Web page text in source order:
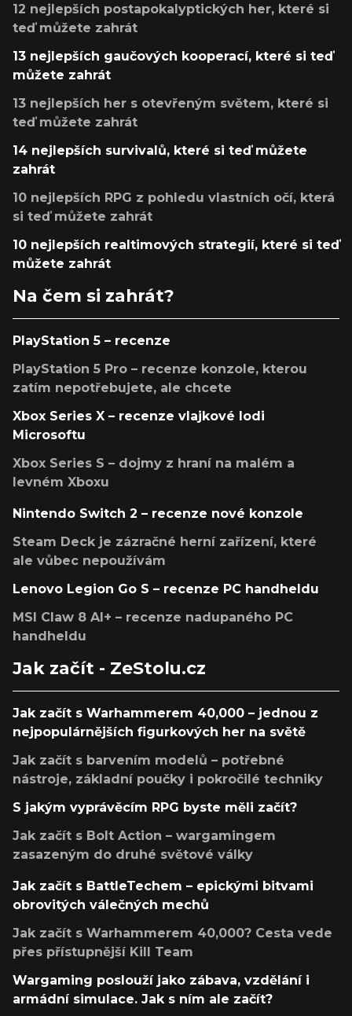
12 nejlepších postapokalyptických her, které si
teď můžete zahrát
13 nejlepších gaučových kooperací, které si teď
můžete zahrát
13 nejlepších her s otevřeným světem, které si
teď můžete zahrát
14 nejlepších survivalů, které si teď můžete
zahrát
10 nejlepších RPG z pohledu vlastních očí, která
si teď můžete zahrát
10 nejlepších realtimových strategií, které si teď
můžete zahrát
Na čem si zahrát?
PlayStation 5 – recenze
PlayStation 5 Pro – recenze konzole, kterou
zatím nepotřebujete, ale chcete
Xbox Series X – recenze vlajkové lodi
Microsoftu
Xbox Series S – dojmy z hraní na malém a
levném Xboxu
Nintendo Switch 2 – recenze nové konzole
Steam Deck je zázračné herní zařízení, které
ale vůbec nepoužívám
Lenovo Legion Go S – recenze PC handheldu
MSI Claw 8 AI+ – recenze nadupaného PC
handheldu
Jak začít - ZeStolu.cz
Jak začít s Warhammerem 40,000 – jednou z
nejpopulárnějších figurkových her na světě
Jak začít s barvením modelů – potřebné
nástroje, základní poučky i pokročilé techniky
S jakým vyprávěcím RPG byste měli začít?
Jak začít s Bolt Action – wargamingem
zasazeným do druhé světové války
Jak začít s BattleTechem – epickými bitvami
obrovitých válečných mechů
Jak začít s Warhammerem 40,000? Cesta vede
přes přístupnější Kill Team
Wargaming poslouží jako zábava, vzdělání i
armádní simulace. Jak s ním ale začít?